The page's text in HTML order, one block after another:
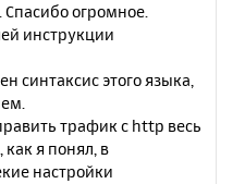
Спасибо огромное.
инструкции
синтаксис этого языка,
трафик с http весь
я понял, в
настройки